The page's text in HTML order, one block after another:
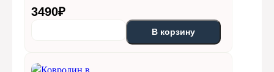
3490₽
В корзину